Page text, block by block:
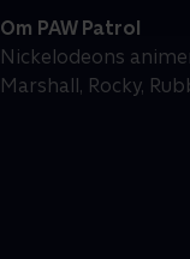
Om PAW Patrol
Nickelodeons
Marshall, Rocky,